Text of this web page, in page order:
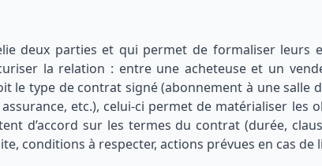
deux parties et qui permet de formaliser leurs
la relation : entre une acheteuse et un
le type de contrat signé (abonnement à une salle
etc.), celui-ci permet de matérialiser les
d’accord sur les termes du contrat (durée,
conditions à respecter, actions prévues en cas de